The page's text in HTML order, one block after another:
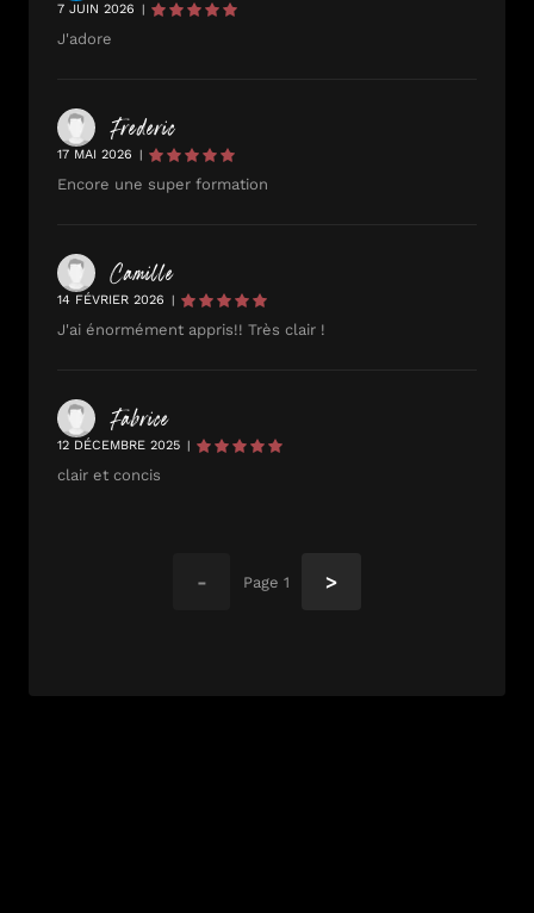
7 JUIN 2026 |
J'adore
Frederic
17 MAI 2026 |
Encore une super formation
Camille
14 FÉVRIER 2026 |
J'ai énormément appris!! Très clair !
Fabrice
12 DÉCEMBRE 2025 |
clair et concis
- Page 1 >